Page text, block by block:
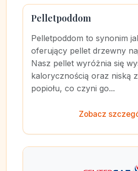
Pelletpoddom
Pelletpoddom to synonim
oferujący pellet drzewny
Nasz pellet wyróżnia się
kalorycznością oraz niską
popiołu, co czyni go...
Zobacz